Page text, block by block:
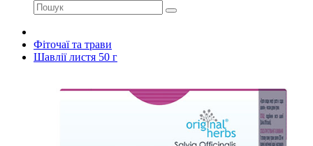
Фіточаї та трави
Шавлії листя 50 г